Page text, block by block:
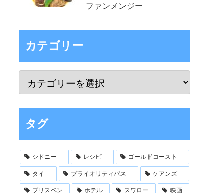
ファンメンジー
カテゴリー
タグ
シドニー レシピ ゴールドコースト
タイ プライオリティパス ケアンズ
ブリスベン ホテル スワロー 映画